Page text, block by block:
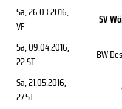
Sa, 26.03.2016,
VF
SV
Sa, 09.04.2016,
22.ST
BW
Sa, 21.05.2016,
27.ST